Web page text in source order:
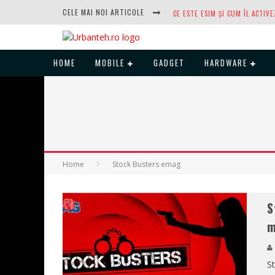
CELE MAI NOI ARTICOLE
HOME MOBILE GADGET HARDWARE
Home Stock Busters emag